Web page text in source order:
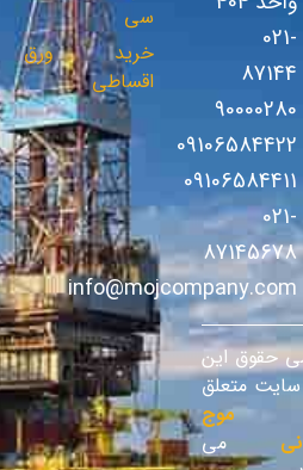
021-
87144
90000280
09106584422
09106584411
021-
87145678
info@mojcompany.com
حقوق این
متعلق
موج
می
سی
خرید ورق
اقساطی